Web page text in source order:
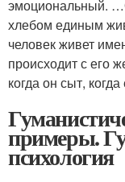
эмоциональный.
хлебом единым
человек живет
происходит с его
когда он сыт,
примеры.
психология